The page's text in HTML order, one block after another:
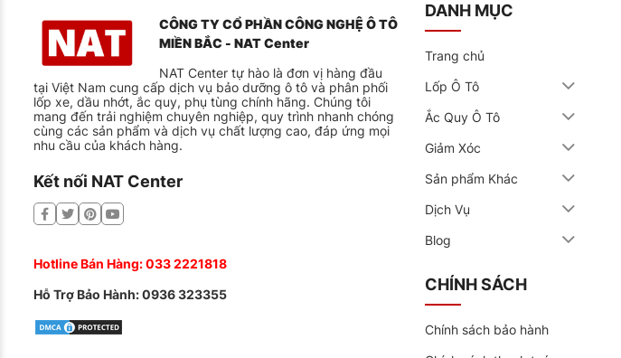
CÔNG TY CỔ PHẦN CÔNG NGHỆ Ô TÔ
MIỀN BẮC - NAT Center
NAT Center tự hào là đơn vị hàng đầu
tại Việt Nam cung cấp dịch vụ bảo dưỡng ô tô và phân phối
lốp xe, dầu nhớt, ắc quy, phụ tùng chính hãng. Chúng tôi
mang đến trải nghiệm chuyên nghiệp, quy trình nhanh chóng
cùng các sản phẩm và dịch vụ chất lượng cao, đáp ứng mọi
nhu cầu của khách hàng.
Kết nối NAT Center
Hotline Bán Hàng:033 2221818
Hỗ Trợ Bảo Hành:0936 323355
DANH MỤC
Trang chủ
Lốp Ô Tô
Ắc Quy Ô Tô
Giảm Xóc
Sản phẩm Khác
Dịch Vụ
Blog
CHÍNH SÁCH
Chính sách bảo hành